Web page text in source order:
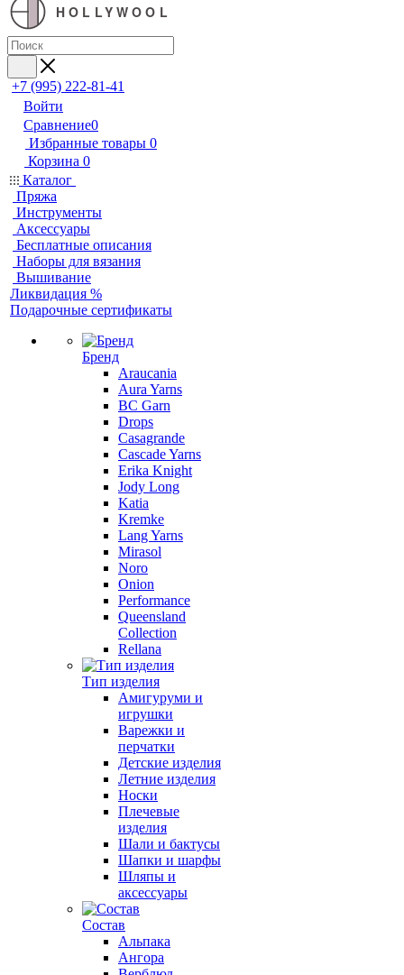
HOLLYWOOL
+7 (995) 222-81-41
Войти
Сравнение0
Избранные товары 0
Корзина 0
Каталог
Пряжа
Инструменты
Аксессуары
Бесплатные описания
Наборы для вязания
Вышивание
Ликвидация %
Подарочные сертификаты
Бренд
Araucania
Aura Yarns
BC Garn
Drops
Casagrande
Cascade Yarns
Erika Knight
Jody Long
Katia
Kremke
Lang Yarns
Mirasol
Noro
Onion
Performance
Queensland
Collection
Rellana
Тип изделия
Амигуруми и
игрушки
Варежки и
перчатки
Детские изделия
Летние изделия
Носки
Плечевые
изделия
Шали и бактусы
Шапки и шарфы
Шляпы и
аксессуары
Состав
Альпака
Ангора